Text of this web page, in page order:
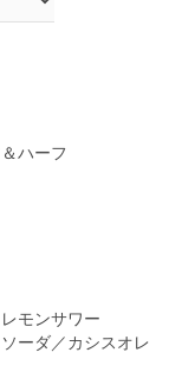
ハーフ
モンサワー
ーダ／カシスオレ